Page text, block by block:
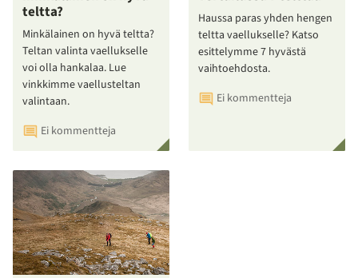
teltta?
Minkälainen on hyvä teltta?
Teltan valinta vaellukselle
voi olla hankalaa. Lue
vinkkimme vaellusteltan
valintaan.
Ei kommentteja
Haussa paras yhden hengen
teltta vaellukselle? Katso
esittelymme 7 hyvästä
vaihtoehdosta.
Ei kommentteja